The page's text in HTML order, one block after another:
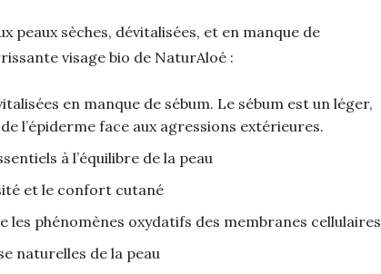
peaux sèches, dévitalisées, et en manque de
visage bio de NaturAloé :
en manque de sébum. Le sébum est un léger,
l’épiderme face aux agressions extérieures.
à l’équilibre de la peau
et le confort cutané
phénomènes oxydatifs des membranes cellulaires
naturelles de la peau